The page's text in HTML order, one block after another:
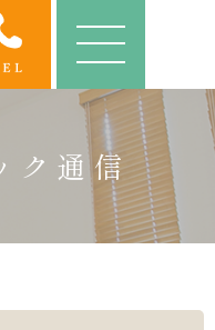
ク通信